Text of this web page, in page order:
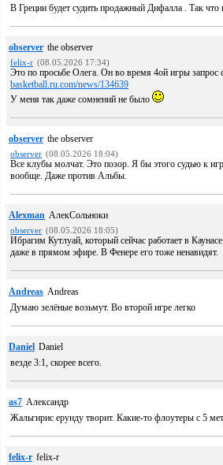
В Греции будет судить продажный Дифалла . Так
observer the observer
felix-r (08.05.2026 17:34)
Это по просьбе Олега. Он во время 4ой игры запрос
basketball.ru.com/news/134639
У меня так даже сомнений не было
observer the observer
observer (08.05.2026 18:04)
Все клубы молчат. Это позор. Я бы этого судью к
вообще. Даже против Альбы.
Alexman АлекСольноки
observer (08.05.2026 18:05)
Ибрагим Кутлуай, который сейчас работает в
даже в прямом эфире. В Фенере его тоже ненавидят.
Andreas Andreas
Думаю зелёные возьмут. Во второй игре легко
Daniel Daniel
везде 3:1, скорее всего.
as7 Александр
Жальгирис ерунду творит. Какие-то флоутеры с 5
felix-r felix-r